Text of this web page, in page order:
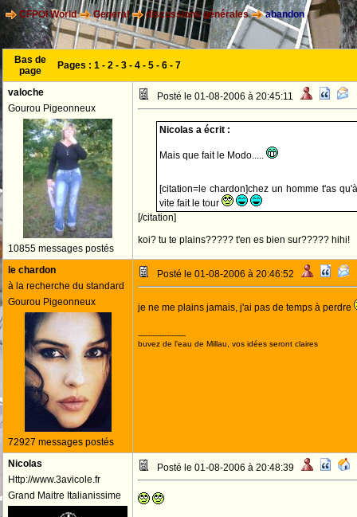
CFPOI World General discussions générales abandon
Bas de
page
Pages : 1 - 2 - 3 - 4 - 5 - 6 - 7
valoche
Gourou Pigeonneux
10855 messages postés
Posté le 01-08-2006 à 20:45:11
Nicolas a écrit :
Mais que fait le Modo.....
[citation=le chardon]chez un homme t'as
vite fait le tour
[/citation]
koi? tu te plains????? t'en es bien sur????? hihi!
le chardon
à la recherche du standard
Gourou Pigeonneux
72927 messages postés
Posté le 01-08-2006 à 20:46:52
je ne me plains jamais, j'ai pas de temps à perdre
--------------------
buvez de l'eau de Millau, vos idées seront claires
Nicolas
Http://www.3avicole.fr
Grand Maitre Italianissime
Posté le 01-08-2006 à 20:48:39